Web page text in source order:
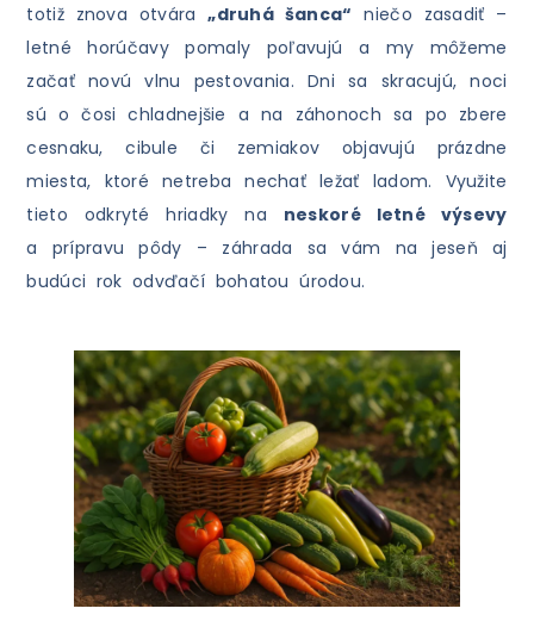
totiž znova otvára„druhá šanca“ niečo zasadiť –
letné horúčavy pomaly poľavujú a my môžeme
začať novú vlnu pestovania. Dni sa skracujú, noci
sú o čosi chladnejšie a na záhonoch sa po zbere
cesnaku, cibule či zemiakov objavujú prázdne
miesta, ktoré netreba nechať ležať ladom. Využite
tieto odkryté hriadky na neskoré letné výsevy
a prípravu pôdy – záhrada sa vám na jeseň aj
budúci rok odvďačí bohatou úrodou.